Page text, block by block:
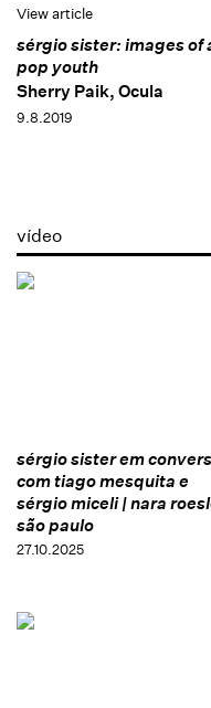
View article
sérgio sister: images of
pop youth
Sherry Paik, Ocula
9.8.2019
vídeo
sérgio sister em
com tiago mesquita e
sérgio miceli | nara
são paulo
27.10.2025